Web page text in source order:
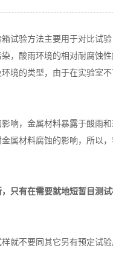
验方法主要用于对比试验
，酸雨环境的相对耐腐蚀
境的类型，由于在实验室
，金属材料暴露于酸雨和
属材料腐蚀的影响，所以
只有在需要就地短暂目测
不要同其它另有预定试